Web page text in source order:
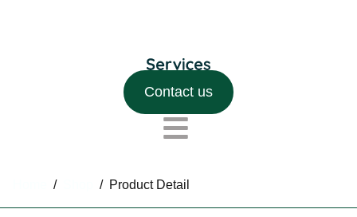
Contact us
/ / Product Detail